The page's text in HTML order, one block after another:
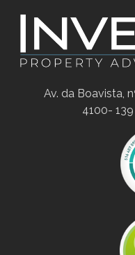
Av. da Boavista,
4100-